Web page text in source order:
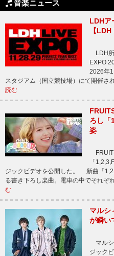
音楽ニュース
LDHア
【
LDH所
EXPO
2026年
スタジアム（国立競技場）にて開催
読む
ろし「
姿
「
ジックビデオを公開した。 新曲「
る書き下ろし楽曲。電車の中でそれぞ
む
マルシ
が瞬い
マルシ
ジック